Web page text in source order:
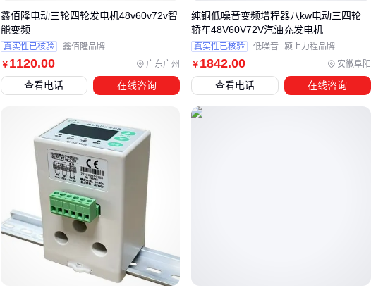
车
机型
应急备用
便携式免安装
机型
27cm宽度+边走边充
静音增程发电机
噪音要求场景
工业增程发电机
接驳车需求
便携机型虽然价格较高，但德国技术的
决了三大痛点：
免安装设计即插即用
￥ 1120.00 广东广州
鑫佰隆电动三轮四轮发电机48v60v72v智
能变频
真实性已核验 鑫佰隆品牌
查看电话 在线咨询
￥ 1842.00 安徽阜阳
纯铜低噪音变频增程器八kw电动三四轮
轿车48V60V72V汽油充发电机
真实性已核验 低噪音 颍上力程品牌
查看电话 在线咨询